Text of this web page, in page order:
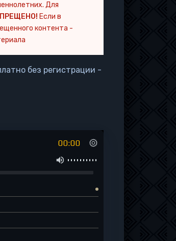
Для
Если в
контента -
без регистрации -
00:00